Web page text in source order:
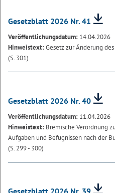
Gesetzblatt 2026 Nr. 41
Veröffentlichungsdatum: 14.04.2026
Hinweistext:Gesetz zur Änderung
(S. 301)
Gesetzblatt 2026 Nr. 40
Veröffentlichungsdatum: 11.04.2026
Hinweistext: Bremische Verordnung
Aufgaben und Befugnissen nach der
(S. 299 - 300)
Gesetzblatt 2026 Nr. 39